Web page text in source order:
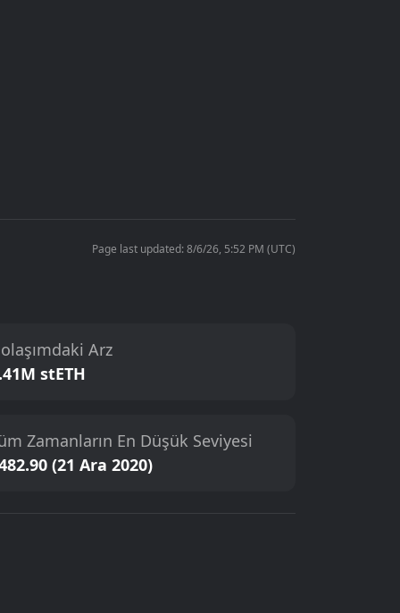
Page last updated: 8/6/26, 5:52 PM (UTC)
Arz
stETH
Zamanların En Düşük Seviyesi
(21 Ara 2020)